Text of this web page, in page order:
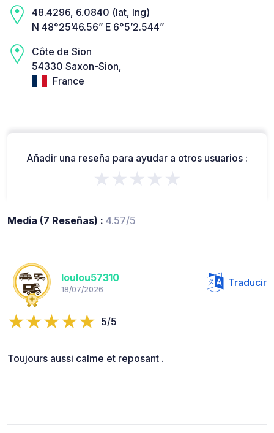
48.4296, 6.0840 (lat, lng)
N 48°25’46.56” E 6°5’2.544”
Côte de Sion
54330 Saxon-Sion,
France
Añadir una reseña para ayudar a otros usuarios :
★★★★★
Media (7 Reseñas) : 4.57/5
loulou57310
18/07/2026
Traducir
5/5
Toujours aussi calme et reposant .